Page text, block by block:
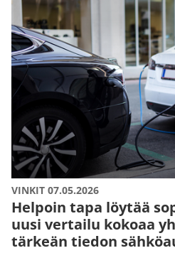
VINKIT 07.05.2026
Helpoin tapa löytää
uusi vertailu kokoaa
tärkeän tiedon